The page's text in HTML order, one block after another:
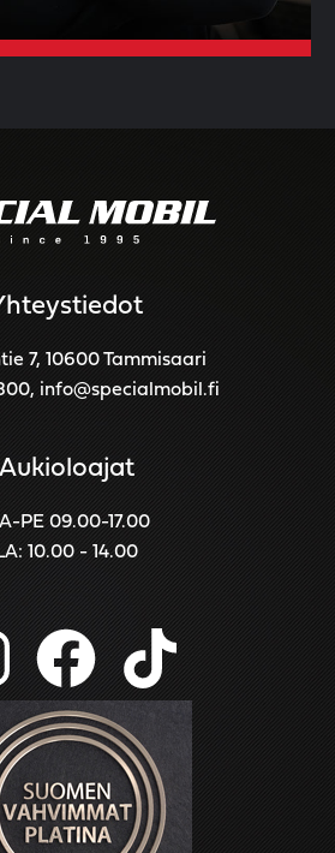
7, 10600 Tammisaari
, info@specialmobil.fi
Aukioloajat
PE 09.00-17.00
10.00 - 14.00